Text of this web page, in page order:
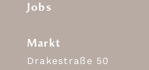
Jobs
Markt
Drakestraße 50